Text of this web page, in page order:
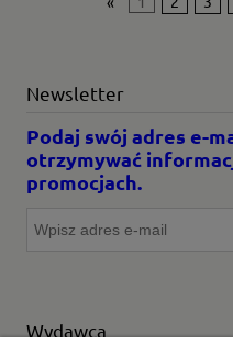
Newsletter
Podaj swój adres e-
otrzymywać
promocjach.
Wydawca